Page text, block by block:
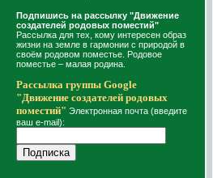
Подпишись на рассылку "Движение
создателей родовых поместий"
Рассылка для тех, кому интересен образ
жизни на земле в гармонии с природой в
своём родовом поместье. Родовое
поместье – малая родина.
Рассылка группы Google
"Движение создателей родовых
поместий" Электронная почта (введите
ваш e-mail):